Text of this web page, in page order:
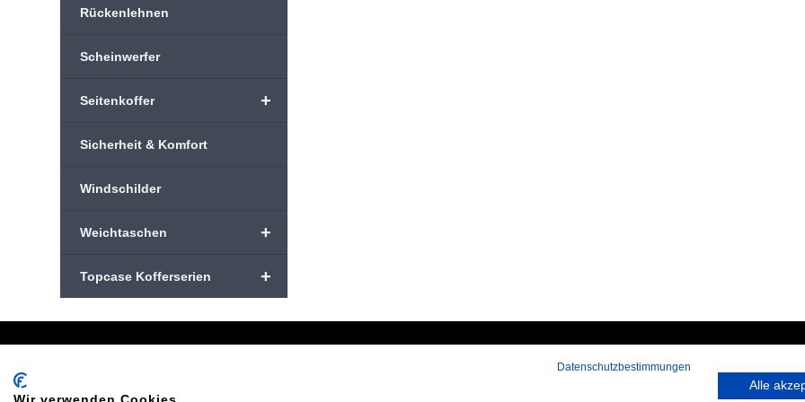
Rückenlehnen
Scheinwerfer
+
Seitenkoffer
Sicherheit & Komfort
Windschilder
+
Weichtaschen
+
Topcase Kofferserien
info@bikeshop24.net
Hans-Pinsel-Straße 9a
85540 Haar bei München
Datenschutzbestimmungen
Alle